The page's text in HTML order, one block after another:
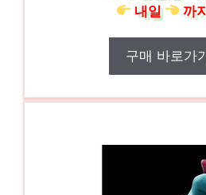
내일
까
구매 바로가